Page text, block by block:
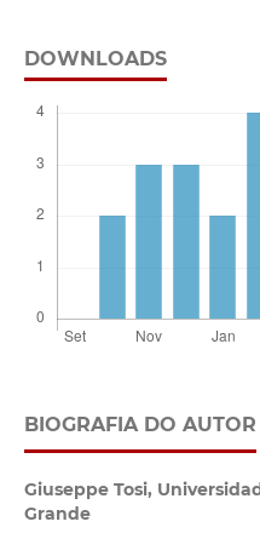
DOWNLOADS
BIOGRAFIA DO AUTOR
Giuseppe Tosi,
Grande